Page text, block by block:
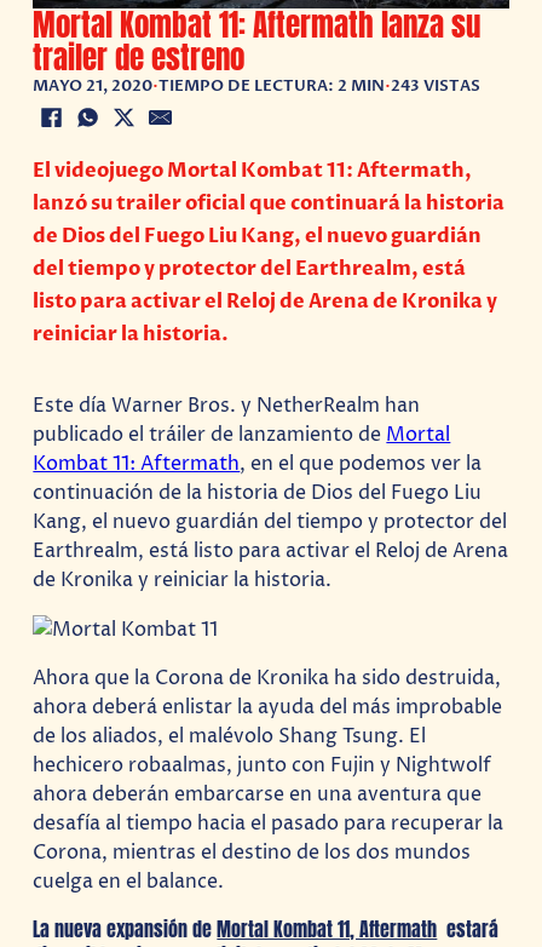
Mortal Kombat 11: Aftermath lanza su
trailer de estreno
MAYO 21, 2020•TIEMPO DE LECTURA: 2 MIN•243 VISTAS
El videojuego Mortal Kombat 11: Aftermath,
lanzó su trailer oficial que continuará la historia
de Dios del Fuego Liu Kang, el nuevo guardián
del tiempo y protector del Earthrealm, está
listo para activar el Reloj de Arena de Kronika y
reiniciar la historia.
Este día Warner Bros. y NetherRealm han
publicado el tráiler de lanzamiento de Mortal
Kombat 11: Aftermath, en el que podemos ver la
continuación de la historia de Dios del Fuego Liu
Kang, el nuevo guardián del tiempo y protector del
Earthrealm, está listo para activar el Reloj de Arena
de Kronika y reiniciar la historia.
Ahora que la Corona de Kronika ha sido destruida,
ahora deberá enlistar la ayuda del más improbable
de los aliados, el malévolo Shang Tsung. El
hechicero robaalmas, junto con Fujin y Nightwolf
ahora deberán embarcarse en una aventura que
desafía al tiempo hacia el pasado para recuperar la
Corona, mientras el destino de los dos mundos
cuelga en el balance.
La nueva expansión deMortal Kombat 11, Aftermath estará